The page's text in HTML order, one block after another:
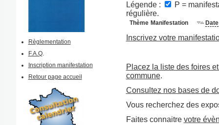
Règlementation
F.A.Q.
Inscription manifestation
Retour page accueil
Légende :
P =
régulière.
Thème Manifestation Date
Inscrivez votre
Placez la liste des foires
commune.
Consultez nos bases de
Vous recherchez des
Faites connaitre votre